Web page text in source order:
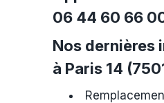
06 44 60 66
Nos dernières
à Paris 14